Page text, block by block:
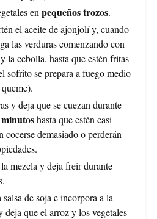
en pequeños trozos.
el aceite de ajonjolí y, cuando
las verduras comenzando con
la cebolla, hasta que estén fritas
sofrito se prepara a fuego medio
y deja que se cuezan durante
hasta que estén casi
cocerse demasiado o perderán
mezcla y deja freír durante
de soja e incorpora a la
deja que el arroz y los vegetales